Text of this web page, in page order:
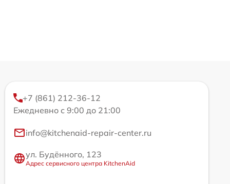
+7 (861) 212-36-12
Ежедневно с 9:00 до 21:00
info@kitchenaid-repair-center.ru
ул. Будённого, 123
Адрес сервисного центра KitchenAid